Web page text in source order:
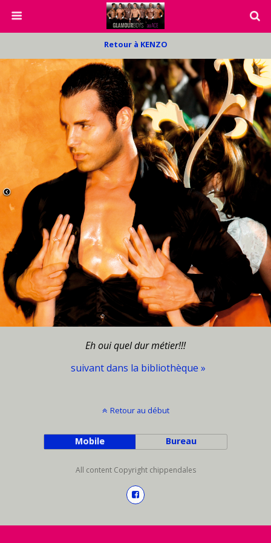
Retour à KENZO
Eh oui quel dur métier!!!
suivant dans la bibliothèque »
Retour au début
Mobile Bureau
All content Copyright chippendales